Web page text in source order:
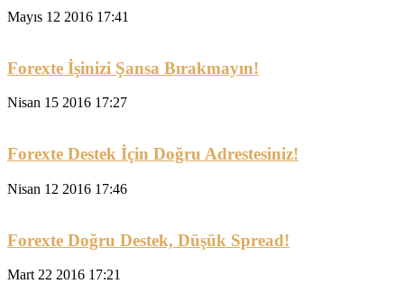
Mayıs 12 2016 17:41
Forexte İşinizi Şansa Bırakmayın!
Nisan 15 2016 17:27
Forexte Destek İçin Doğru Adrestesiniz!
Nisan 12 2016 17:46
Forexte Doğru Destek, Düşük Spread!
Mart 22 2016 17:21